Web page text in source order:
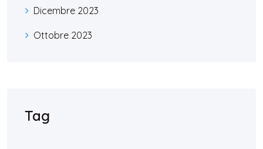
Dicembre 2023
Ottobre 2023
Tag